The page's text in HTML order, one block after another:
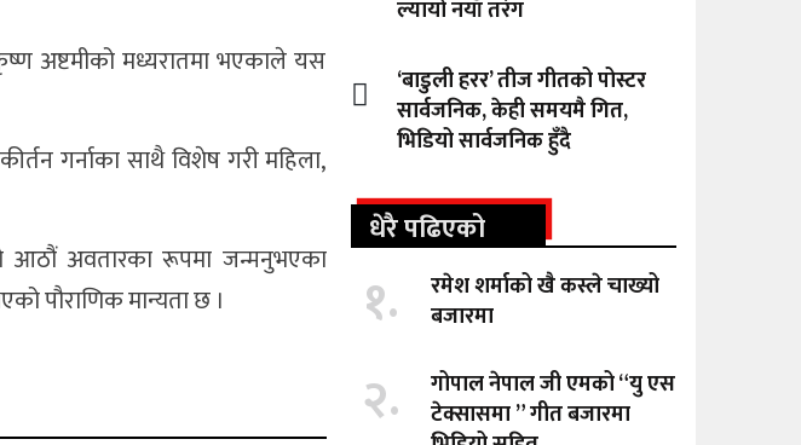
अष्टमीको मध्यरातमा भएकाले यस
गर्नाका साथै विशेष गरी महिला,
आठौं अवतारका रूपमा जन्मनुभएका
पौराणिक मान्यता छ ।
ल्यायो नयाँ तरंग
‘बाडुली हरर’ तीज गीतको पोस्टर
सार्वजनिक, केही समयमै गित,
भिडियो सार्वजनिक हुँदै
धेरै पढिएको
१.
रमेश शर्माको खै कस्ले चाख्यो
बजारमा
२.
गोपाल नेपाल जी एमको “यु एस
टेक्सासमा ” गीत बजारमा